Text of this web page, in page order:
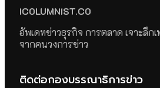
ICOLUMNIST.CO
อัพเดทข่าวธุรกิจ การตลาด เจาะลึก
จากคนวงการข่าว
ติดต่อกองบรรณาธิการข่าว